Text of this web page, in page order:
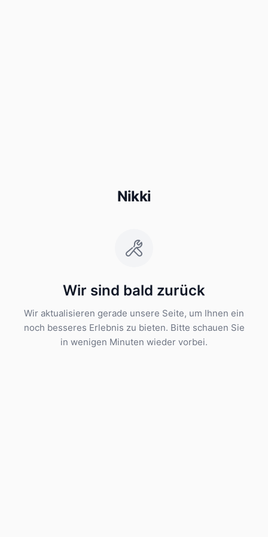
Nikki
Wir sind bald zurück
Wir aktualisieren gerade unsere Seite, um Ihnen ein
noch besseres Erlebnis zu bieten. Bitte schauen Sie
in wenigen Minuten wieder vorbei.